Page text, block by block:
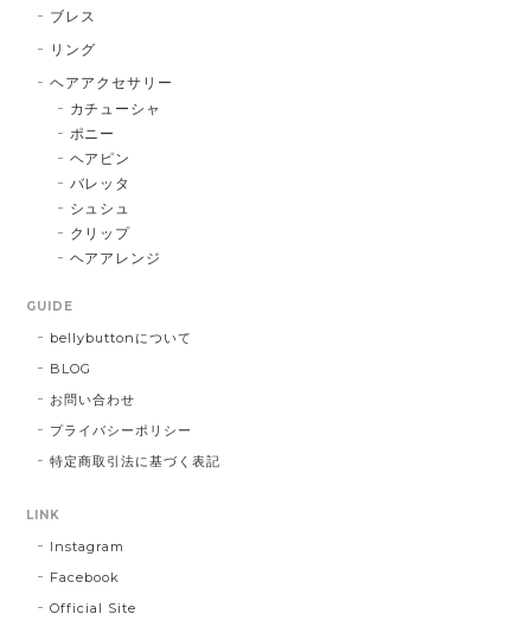
ブレス
リング
ヘアアクセサリー
カチューシャ
ポニー
ヘアピン
バレッタ
シュシュ
クリップ
ヘアアレンジ
GUIDE
bellybuttonについて
BLOG
お問い合わせ
プライバシーポリシー
特定商取引法に基づく表記
LINK
Instagram
Facebook
Official Site